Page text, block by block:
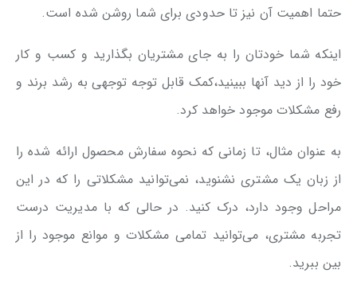
حتما اهمیت آن نیز تا حدودی برای شما روشن شده است.
اینکه شما خودتان را به جای مشتریان بگذارید و کسب و کار
خود را از دید آنها ببینید،کمک قابل توجه توجهی به رشد برند و
رفع مشکلات موجود خواهد کرد.
به عنوان مثال، تا زمانی که نحوه سفارش محصول ارائه شده را
از زبان یک مشتری نشنوید، نمی‌توانید مشکلاتی را که در این
مراحل وجود دارد، درک کنید. در حالی که با مدیریت درست
تجربه مشتری، می‌توانید تمامی مشکلات و موانع موجود را از
بین ببرید.